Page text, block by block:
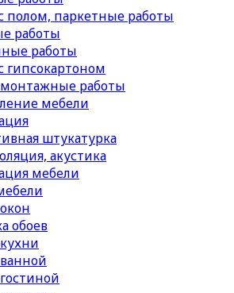
полом, паркетные работы
работы
работы
гипсокартоном
работы
мебели
штукатурка
акустика
мебели
обоев